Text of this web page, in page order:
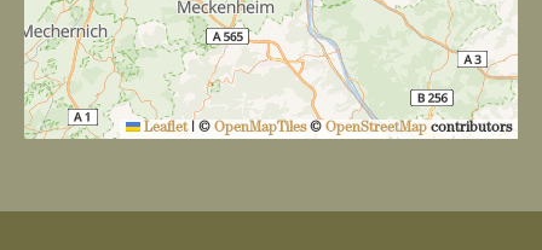
Leaflet | © OpenMapTiles© OpenStreetMap contributors